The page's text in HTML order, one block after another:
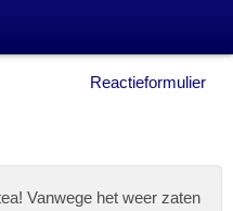
Reactieformulier
Vanwege het weer zaten